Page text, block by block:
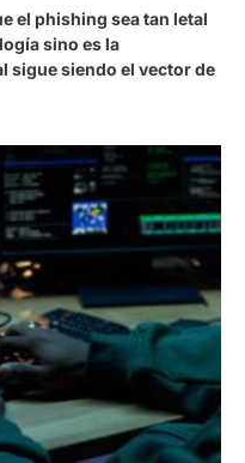
el phishing sea tan letal
sino es la
sigue siendo el vector de